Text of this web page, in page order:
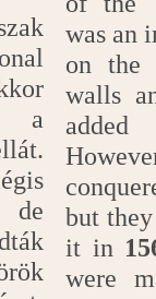
a
was an
on
walls
added
but
it in
were